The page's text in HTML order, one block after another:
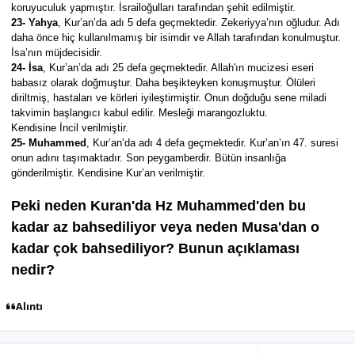
koruyuculuk yapmıştır. İsrailoğulları tarafından şehit edilmiştir.
23- Yahya , Kur’an’da adı 5 defa geçmektedir. Zekeriyya’nın oğludur. Adı
daha önce hiç kullanılmamış bir isimdir ve Allah tarafından konulmuştur.
İsa’nın müjdecisidir.
24- İsa , Kur’an’da adı 25 defa geçmektedir. Allah'ın mucizesi eseri
babasız olarak doğmuştur. Daha beşikteyken konuşmuştur. Ölüleri
diriltmiş, hastaları ve körleri iyileştirmiştir. Onun doğduğu sene miladi
takvimin başlangıcı kabul edilir. Mesleği marangozluktu.
Kendisine İncil verilmiştir.
25- Muhammed
, Kur’an’da adı 4 defa geçmektedir. Kur’an’ın 47. suresi
onun adını taşımaktadır. Son peygamberdir. Bütün insanlığa
gönderilmiştir. Kendisine Kur’an verilmiştir.
Peki neden Kuran'da Hz Muhammed'den bu
kadar az bahsediliyor veya neden Musa'dan o
kadar çok bahsediliyor? Bunun açıklaması
nedir?
Alıntı